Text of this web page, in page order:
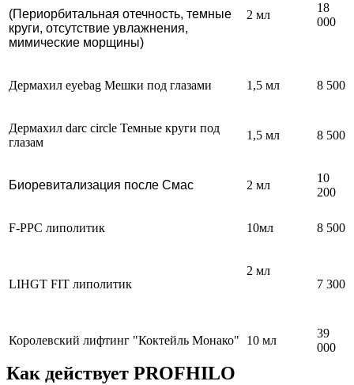
(Периорбитальная отечность, темные
круги, отсутствие увлажнения,
мимические морщины)
2 мл
18
000
Дермахил eyebag Мешки под глазами 1,5 мл 8 500
Дермахил darc circle Темные круги под
глазам
1,5 мл 8 500
Биоревитализация после Смас 2 мл
10
200
F-PPC липолитик 10мл 8 500
LIHGT FIT липолитик
2 мл
7 300
Королевский лифтинг "Коктейль Монако" 10 мл
39
000
Как действует PROFHILO